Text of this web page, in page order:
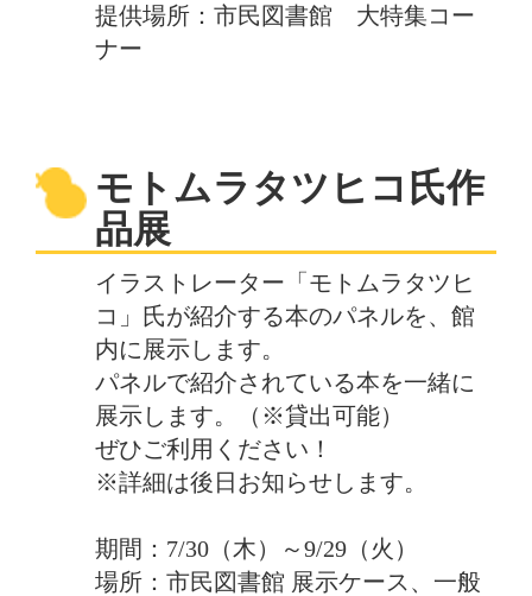
提供場所：市民図書館 大特集コー
ナー
モトムラタツヒコ氏作
品展
イラストレーター「モトムラタツヒ
コ」氏が紹介する本のパネルを、館
内に展示します。
パネルで紹介されている本を一緒に
展示します。（※貸出可能）
ぜひご利用ください！
※詳細は後日お知らせします。
期間：7/30（木）～9/29（火）
場所：市民図書館 展示ケース、一般